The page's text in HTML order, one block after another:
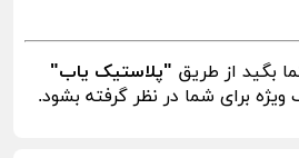
بگید از طریق "پلاستیک یاب"
برای شما در نظر گرفته بشود.